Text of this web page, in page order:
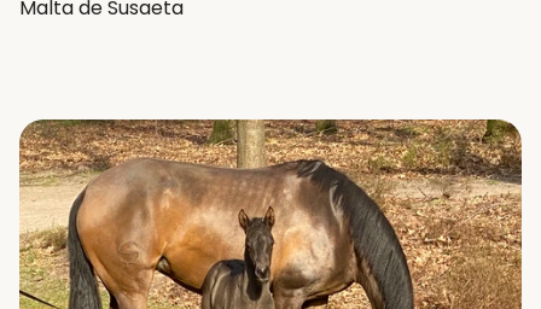
Malta de Susaeta